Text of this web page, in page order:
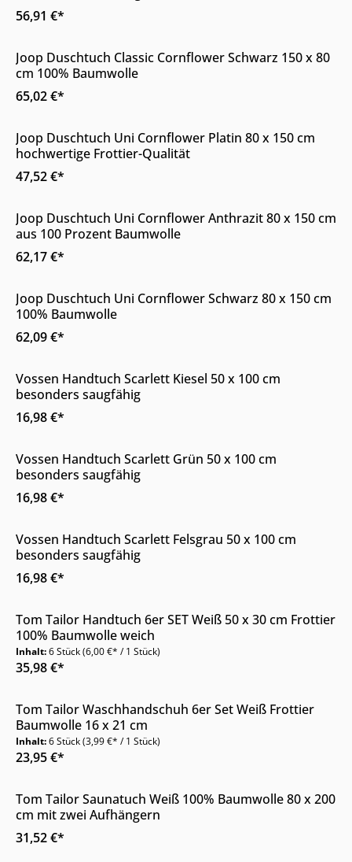
56,91 €*
Online & im Möbelhaus verfügbar
Joop Duschtuch Classic Cornflower Schwarz 150 x 80
cm 100% Baumwolle
65,02 €*
Online & im Möbelhaus verfügbar
Joop Duschtuch Uni Cornflower Platin 80 x 150 cm
hochwertige Frottier-Qualität
47,52 €*
Online & im Möbelhaus verfügbar
Joop Duschtuch Uni Cornflower Anthrazit 80 x 150 cm
aus 100 Prozent Baumwolle
62,17 €*
Online & im Möbelhaus verfügbar
Joop Duschtuch Uni Cornflower Schwarz 80 x 150 cm
100% Baumwolle
62,09 €*
Online & im Möbelhaus verfügbar
Vossen Handtuch Scarlett Kiesel 50 x 100 cm
besonders saugfähig
16,98 €*
Online & im Möbelhaus verfügbar
Vossen Handtuch Scarlett Grün 50 x 100 cm
besonders saugfähig
16,98 €*
Online & im Möbelhaus verfügbar
Vossen Handtuch Scarlett Felsgrau 50 x 100 cm
besonders saugfähig
16,98 €*
Nur Online erhältlich
Tom Tailor Handtuch 6er SET Weiß 50 x 30 cm Frottier
100% Baumwolle weich
Inhalt:6 Stück(6,00 €* / 1 Stück)
35,98 €*
Nur Online erhältlich
Tom Tailor Waschhandschuh 6er Set Weiß Frottier
Baumwolle 16 x 21 cm
Inhalt:6 Stück(3,99 €* / 1 Stück)
23,95 €*
Nur Online erhältlich
Tom Tailor Saunatuch Weiß 100% Baumwolle 80 x 200
cm mit zwei Aufhängern
31,52 €*
Nur Online erhältlich